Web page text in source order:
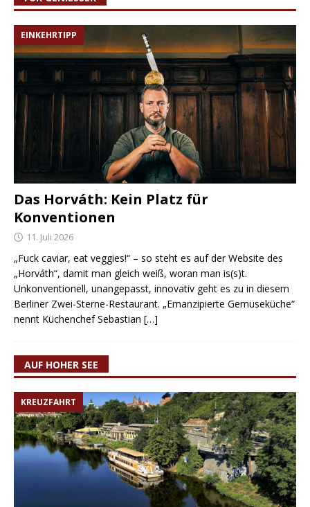
EINKEHRTIPP
Das Horváth: Kein Platz für
Konventionen
11. Juli 2026
„Fuck caviar, eat veggies!“ – so steht es auf der Website des
„Horváth“, damit man gleich weiß, woran man is(s)t.
Unkonventionell, unangepasst, innovativ geht es zu in diesem
Berliner Zwei-Sterne-Restaurant. „Emanzipierte Gemüseküche“
nennt Küchenchef Sebastian […]
AUF HOHER SEE
KREUZFAHRT